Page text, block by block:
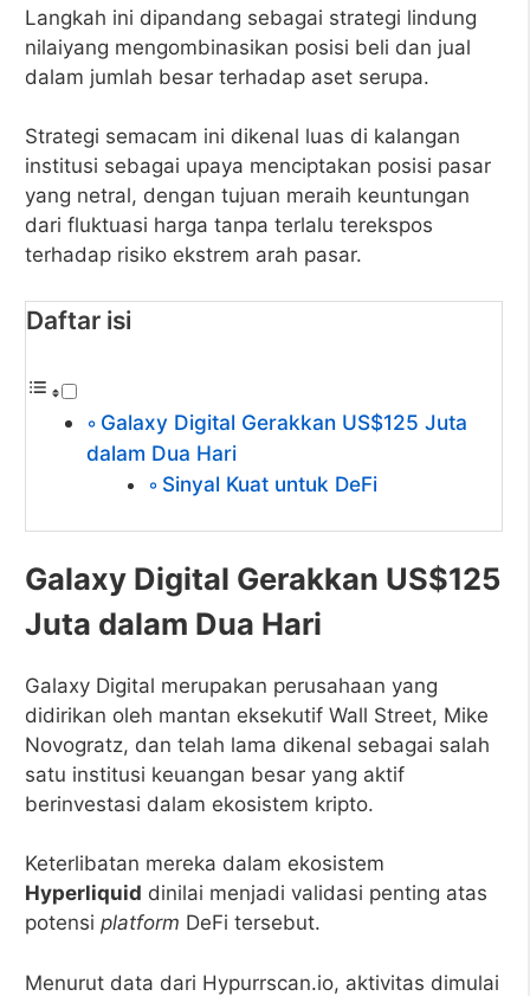
Langkah ini dipandang sebagai strategi lindung
nilaiyang mengombinasikan posisi beli dan jual
dalam jumlah besar terhadap aset serupa.
Strategi semacam ini dikenal luas di kalangan
institusi sebagai upaya menciptakan posisi pasar
yang netral, dengan tujuan meraih keuntungan
dari fluktuasi harga tanpa terlalu terekspos
terhadap risiko ekstrem arah pasar.
Daftar isi
Galaxy Digital Gerakkan US$125 Juta
dalam Dua Hari
Sinyal Kuat untuk DeFi
Galaxy Digital Gerakkan US$125
Juta dalam Dua Hari
Galaxy Digital merupakan perusahaan yang
didirikan oleh mantan eksekutif Wall Street, Mike
Novogratz, dan telah lama dikenal sebagai salah
satu institusi keuangan besar yang aktif
berinvestasi dalam ekosistem kripto.
Keterlibatan mereka dalam ekosistem
Hyperliquid dinilai menjadi validasi penting atas
potensi platform DeFi tersebut.
Menurut data dari Hypurrscan.io, aktivitas dimulai